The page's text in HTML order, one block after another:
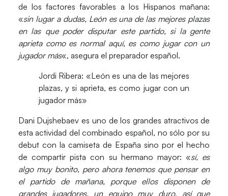
de los factores favorables a los Hispanosmañana:
«sin lugar a dudas, León es una de las mejores plazas
en las que poder disputar este partido, si la gente
aprieta como es normal aquí, es como jugar con un
jugador más«, asegura el preparador español.
Jordi Ribera: «León es una de las mejores
plazas, y si aprieta, es como jugar con un
jugador más»
Dani Dujshebaev es uno de los grandes atractivos de
esta actividad del combinado español, no sólo por su
debut con la camiseta de España sino por el hecho
de compartir pista con su hermano mayor: «sí, es
algo muy bonito, pero ahora tenemos que pensar en
el partido de mañana, porque ellos disponen de
grandes jugadores, un equipo muy duro, así que